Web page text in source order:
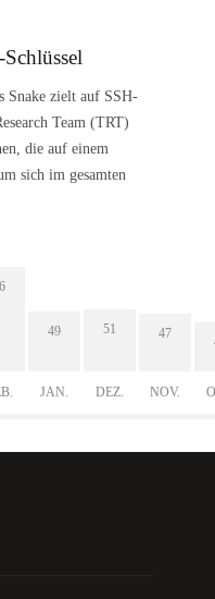
Snake zielt auf SSH-
Team (TRT)
die auf einem
sich im gesamten
49
JAN.
51
DEZ.
47
NOV.